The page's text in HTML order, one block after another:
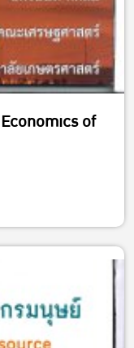
Economics of